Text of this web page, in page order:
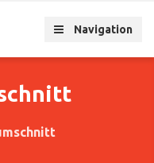
Navigation